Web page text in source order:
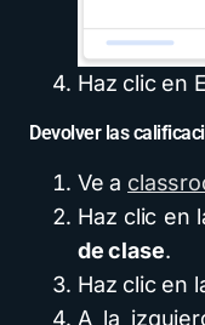
Haz clic en
Devolver las
Ve a
Haz clic en
de clase.
Haz clic en
A la